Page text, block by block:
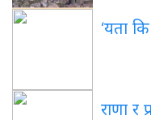
‘यता
राणा र